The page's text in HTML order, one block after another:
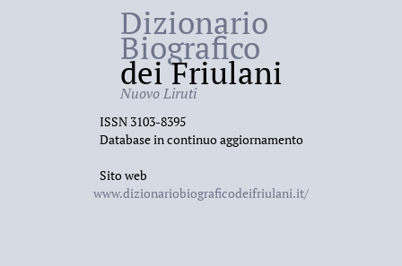
Dizionario
Biografico
dei Friulani
Nuovo Liruti
ISSN 3103-8395
Database in continuo aggiornamento
Sito web
www.dizionariobiograficodeifriulani.it/